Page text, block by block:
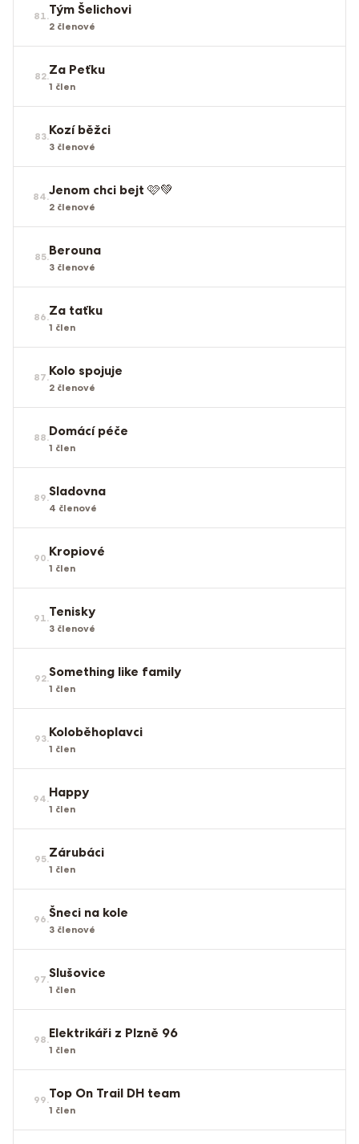
81.Tým Šelichovi
2 členové
82.Za Peťku
1 člen
83.Kozí běžci
3 členové
84.Jenom chci bejt 🩷💚
2 členové
85.Berouna
3 členové
86.Za taťku
1 člen
87.Kolo spojuje
2 členové
88.Domácí péče
1 člen
89.Sladovna
4 členové
90.Kropiové
1 člen
91.Tenisky
3 členové
92.Something like family
1 člen
93.Koloběhoplavci
1 člen
94.Happy
1 člen
95.Zárubáci
1 člen
96.Šneci na kole
3 členové
97.Slušovice
1 člen
98.Elektrikáři z Plzně 96
1 člen
99.Top On Trail DH team
1 člen